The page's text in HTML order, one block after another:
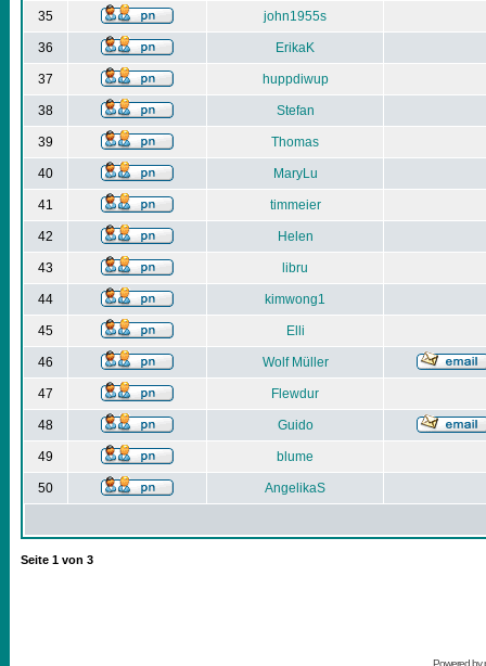
35 john1955s
36 ErikaK
37 huppdiwup
38 Stefan
39 Thomas
40 MaryLu
41 timmeier
42 Helen
43 libru
44 kimwong1
45 Elli
46 Wolf Müller
47 Flewdur
48 Guido
49 blume
50 AngelikaS
Seite 1 von 3
Powered by